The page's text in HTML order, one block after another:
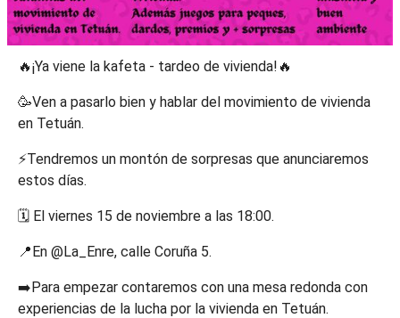
🔥¡Ya viene la kafeta - tardeo de vivienda!🔥
🥳Ven a pasarlo bien y hablar del movimiento de vivienda
en Tetuán.
⚡️Tendremos un montón de sorpresas que anunciaremos
estos días.
🗓️ El viernes 15 de noviembre a las 18:00.
📍En @La_Enre, calle Coruña 5.
➡️Para empezar contaremos con una mesa redonda con
experiencias de la lucha por la vivienda en Tetuán.